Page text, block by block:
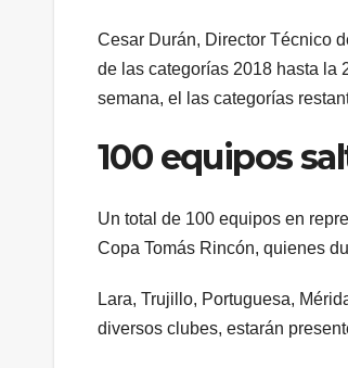
Cesar Durán, Director Técnico
de las categorías 2018 hasta la
semana, el las categorías
100 equipos
Un total de 100 equipos en
Copa Tomás Rincón, quienes
Lara, Trujillo, Portuguesa,
diversos clubes, estarán